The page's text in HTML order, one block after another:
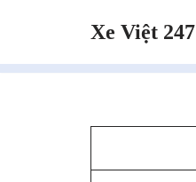
tới
Xe Việt 247